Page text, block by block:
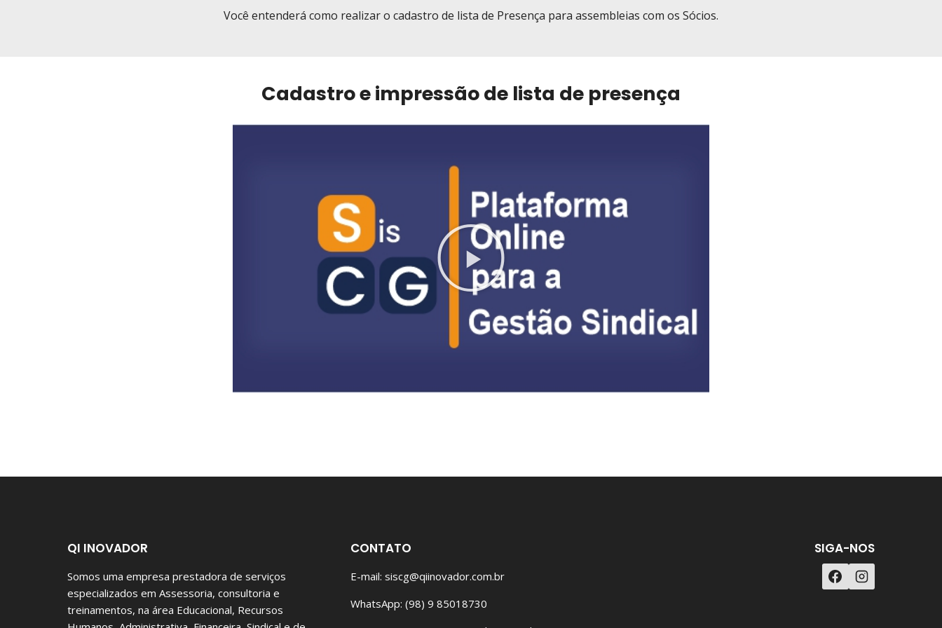
Você entenderá como realizar o cadastro de lista de Presença para assembleias com os Sócios.
Cadastro e impressão de lista de presença
QI INOVADOR
Somos uma empresa prestadora de serviços
especializados em Assessoria, consultoria e
treinamentos, na área Educacional, Recursos
CONTATO
E-mail: siscg@qiinovador.com.br
WhatsApp: (98) 9 85018730
SIGA-NOS